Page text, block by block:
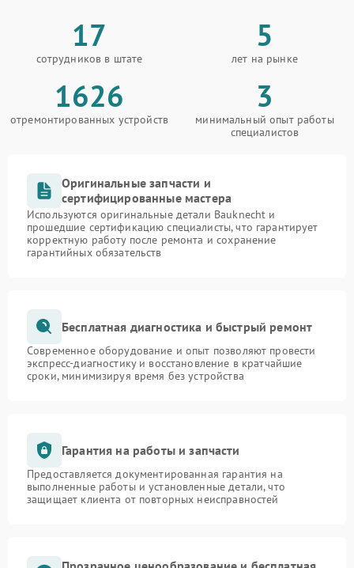
17
сотрудников в штате
5
лет на рынке
1626
отремонтированных устройств
3
минимальный опыт работы
специалистов
Оригинальные запчасти и
сертифицированные мастера
Используются оригинальные детали Bauknecht и
прошедшие сертификацию специалисты, что гарантирует
корректную работу после ремонта и сохранение
гарантийных обязательств
Бесплатная диагностика и быстрый ремонт
Современное оборудование и опыт позволяют провести
экспресс-диагностику и восстановление в кратчайшие
сроки, минимизируя время без устройства
Гарантия на работы и запчасти
Предоставляется документированная гарантия на
выполненные работы и установленные детали, что
защищает клиента от повторных неисправностей